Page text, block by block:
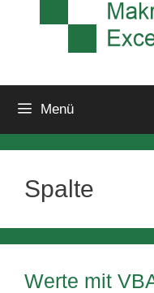
Menü
Spalte
Werte mit